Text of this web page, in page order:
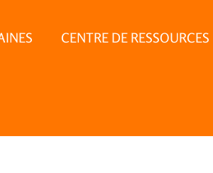
CENTRE DE RESSOURCES